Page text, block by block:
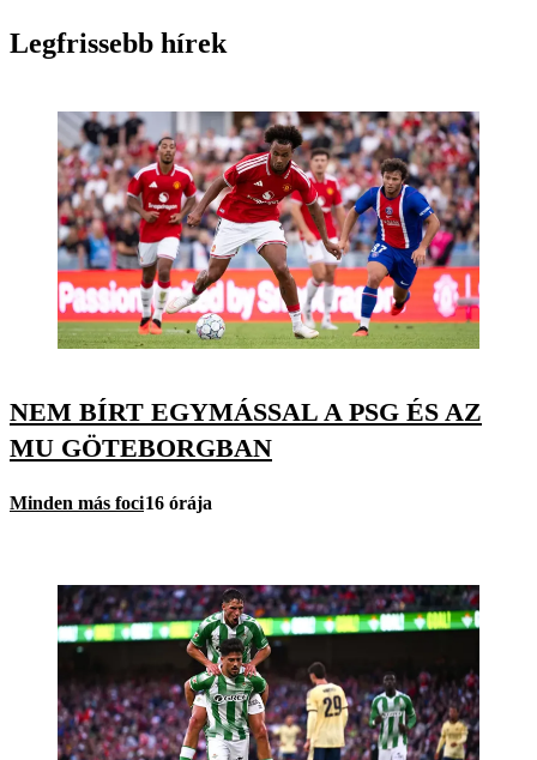
Legfrissebb hírek
NEM BÍRT EGYMÁSSAL A PSG ÉS AZ
MU GÖTEBORGBAN
Minden más foci16 órája